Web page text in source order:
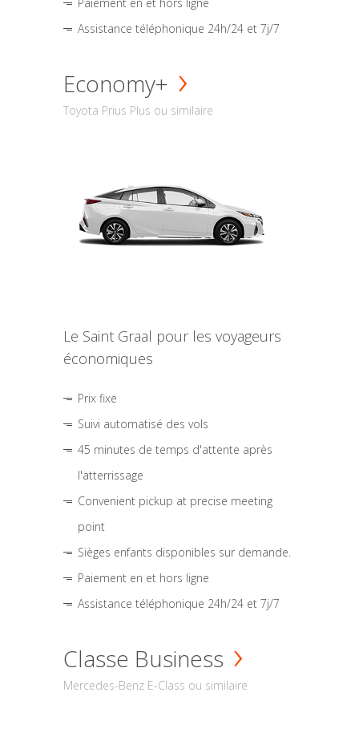
Assistance téléphonique 24h/24 et 7j/7
Economy+
Toyota Prius Plus ou similaire
Le Saint Graal pour les voyageurs
économiques
Prix fixe
Suivi automatisé des vols
45 minutes de temps d'attente après
l'atterrissage
Convenient pickup at precise meeting
point
Sièges enfants disponibles sur demande.
Paiement en et hors ligne
Assistance téléphonique 24h/24 et 7j/7
Classe Business
Mercedes-Benz E-Class ou similaire